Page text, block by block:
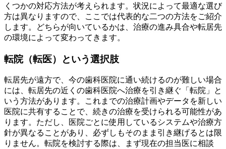
くつかの対応方法が考えられます。状況によって最適な選び
方は異なりますので、ここでは代表的な二つの方法をご紹介
します。どちらが向いているかは、治療の進み具合や転居先
の環境によって変わってきます。
転院（転医）という選択肢
転居先が遠方で、今の歯科医院に通い続けるのが難しい場合
には、転居先の近くの歯科医院へ治療を引き継ぐ「転院」と
いう方法があります。これまでの治療計画やデータを新しい
医院に共有することで、続きの治療を受けられる可能性があ
ります。ただし、医院ごとに使用しているシステムや治療方
針が異なることがあり、必ずしもそのまま引き継げるとは限
りません。転院を検討する際は、まず現在の担当医に相談